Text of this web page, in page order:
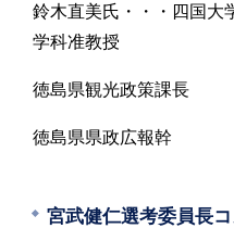
鈴木直美氏・・・四国大
学科准教授
徳島県観光政策課長
徳島県県政広報幹
宮武健仁選考委員長コ